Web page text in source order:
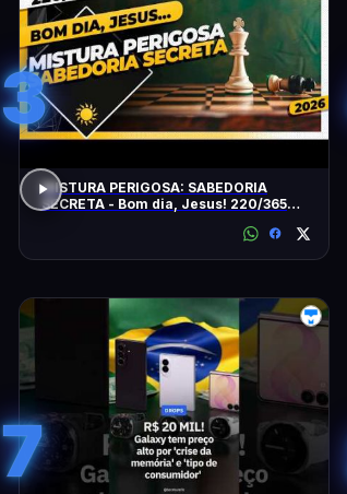
3
MISTURA PERIGOSA: SABEDORIA
SECRETA - Bom dia, Jesus! 220/365
7